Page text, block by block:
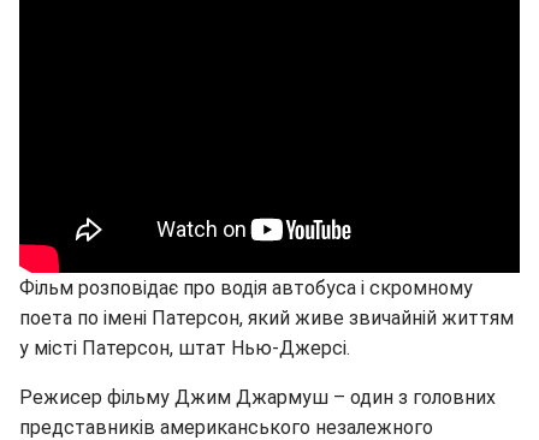
Фільм розповідає про водія автобуса і скромному
поета по імені Патерсон, який живе звичайній життям
у місті Патерсон, штат Нью-Джерсі.
Режисер фільму Джим Джармуш – один з головних
представників американського незалежного